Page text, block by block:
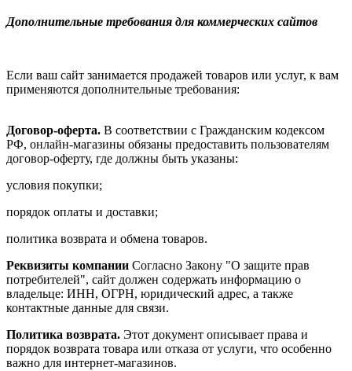
Дополнительные требования для коммерческих сайтов
Если ваш сайт занимается продажей товаров или услуг, к вам
применяются дополнительные требования:
Договор-оферта. В соответствии с Гражданским кодексом
РФ, онлайн-магазины обязаны предоставить пользователям
договор-оферту, где должны быть указаны:
условия покупки;
порядок оплаты и доставки;
политика возврата и обмена товаров.
Реквизиты компании Согласно Закону "О защите прав
потребителей", сайт должен содержать информацию о
владельце: ИНН, ОГРН, юридический адрес, а также
контактные данные для связи.
Политика возврата. Этот документ описывает права и
порядок возврата товара или отказа от услуги, что особенно
важно для интернет-магазинов.